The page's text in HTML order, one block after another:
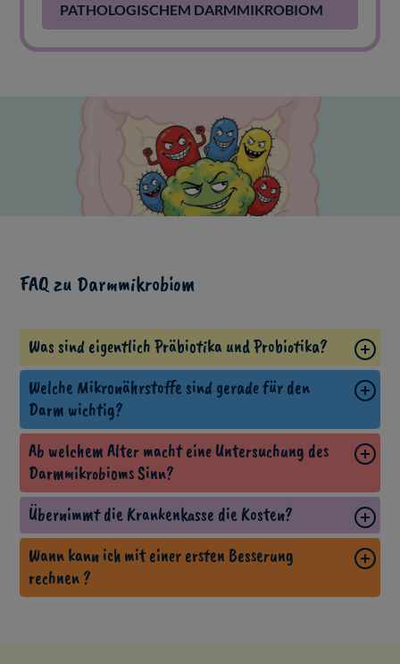
PATHOLOGISCHEM DARMMIKROBIOM
FAQ zu Darmmikrobiom
Was sind eigentlich Präbiotika und Probiotika?
Welche Mikronährstoffe sind gerade für den
Darm wichtig?
Ab welchem Alter macht eine Untersuchung des
Darmmikrobioms Sinn?
Übernimmt die Krankenkasse die Kosten?
Wann kann ich mit einer ersten Besserung
rechnen ?